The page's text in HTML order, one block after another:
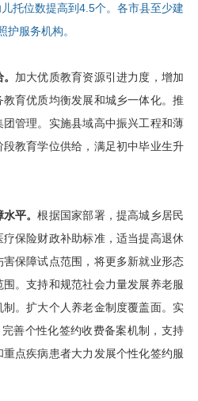
托位数提高到4.5个。各市县至少建
护服务机构。
加大优质教育资源引进力度，增加
育优质均衡发展和城乡一体化。推
管理。实施县域高中振兴工程和薄
教育学位供给，满足初中毕业生升
水平。根据国家部署，提高城乡居民
保险财政补助标准，适当提高退休
保障试点范围，将更多新就业形态
。支持和规范社会力量发展养老服
。扩大个人养老金制度覆盖面。实
善个性化签约收费备案机制，支持
点疾病患者大力发展个性化签约服